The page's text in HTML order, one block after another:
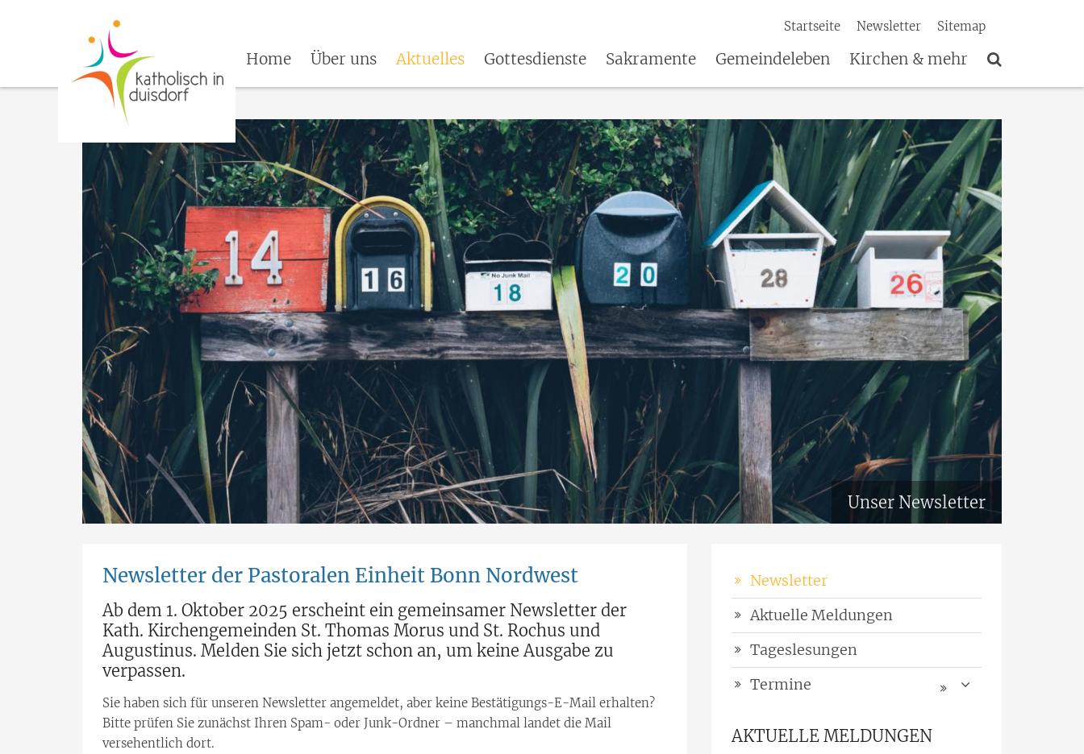
Startseite Newsletter Sitemap
Home Über uns Aktuelles Gottesdienste Sakramente Gemeindeleben Kirchen & mehr
Unser Newsletter
Newsletter der Pastoralen Einheit Bonn Nordwest
Ab dem 1. Oktober 2025 erscheint ein gemeinsamer Newsletter der
Kath. Kirchengemeinden St. Thomas Morus und St. Rochus und
Augustinus. Melden Sie sich jetzt schon an, um keine Ausgabe zu
verpassen.
Sie haben sich für unseren Newsletter angemeldet, aber keine Bestätigungs-E-Mail erhalten?
Bitte prüfen Sie zunächst Ihren Spam- oder Junk-Ordner – manchmal landet die Mail
versehentlich dort.
Newsletter
Aktuelle Meldungen
Tageslesungen
Termine
AKTUELLE MELDUNGEN